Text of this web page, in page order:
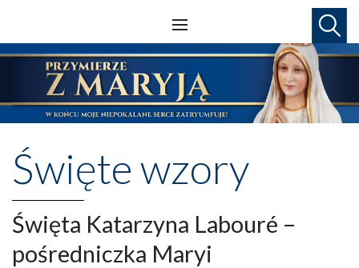
Święte wzory
Święta Katarzyna Labouré –
pośredniczka Maryi